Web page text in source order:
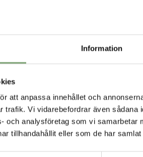
Information
att anpassa innehållet och
trafik. Vi vidarebefordrar även sådana
och analysföretag som vi
tillhandahållit eller som de har